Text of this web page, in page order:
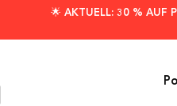
🌟 AKTUELL: 30 % AUF